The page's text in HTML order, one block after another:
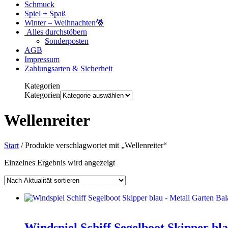
Schmuck
Spiel + Spaß
Winter – Weihnachten🎅
Alles durchstöbern
Sonderposten
AGB
Impressum
Zahlungsarten & Sicherheit
Kategorien
Kategorien
Wellenreiter
Start / Produkte verschlagwortet mit „Wellenreiter“
Einzelnes Ergebnis wird angezeigt